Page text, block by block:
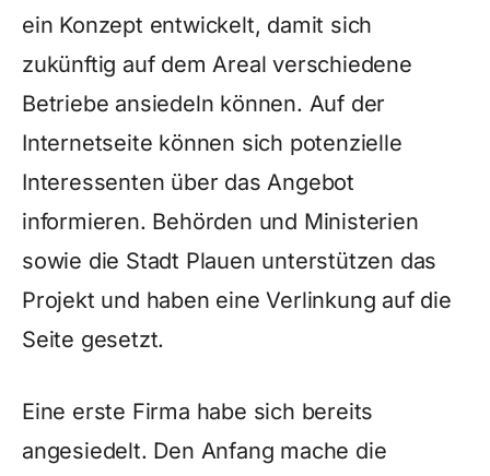
ein Konzept entwickelt, damit sich
zukünftig auf dem Areal verschiedene
Betriebe ansiedeln können. Auf der
Internetseite können sich potenzielle
Interessenten über das Angebot
informieren. Behörden und Ministerien
sowie die Stadt Plauen unterstützen das
Projekt und haben eine Verlinkung auf die
Seite gesetzt.
Eine erste Firma habe sich bereits
angesiedelt. Den Anfang mache die